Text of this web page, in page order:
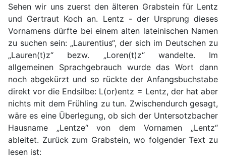
Sehen wir uns zuerst den älteren Grabstein für Lentz
und Gertraut Koch an. Lentz - der Ursprung dieses
Vornamens dürfte bei einem alten lateinischen Namen
zu suchen sein: „Laurentius“, der sich im Deutschen zu
„Lauren(t)z“ bezw. „Loren(t)z“ wandelte. Im
allgemeinen Sprachgebrauch wurde das Wort dann
noch abgekürzt und so rückte der Anfangsbuchstabe
direkt vor die Endsilbe: L(or)entz = Lentz, der hat aber
nichts mit dem Frühling zu tun. Zwischendurch gesagt,
wäre es eine Überlegung, ob sich der Untersotzbacher
Hausname „Lentze“ von dem Vornamen „Lentz“
ableitet. Zurück zum Grabstein, wo folgender Text zu
lesen ist: